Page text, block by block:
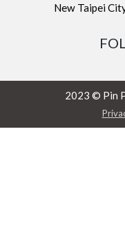
New Taipei
2023 © Pin